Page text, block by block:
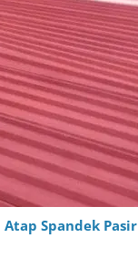
Atap Spandek Pasir